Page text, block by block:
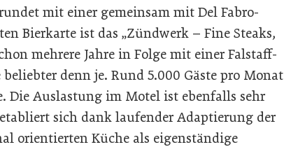
mit einer gemeinsam mit Del Fabro-
Bierkarte ist das „Zündwerk – Fine Steaks,
mehrere Jahre in Folge mit einer Falstaff-
denn je. Rund 5.000 Gäste pro Monat
Die Auslastung im Motel ist ebenfalls sehr
sich dank laufender Adaptierung der
orien­tierten Küche als eigenständige